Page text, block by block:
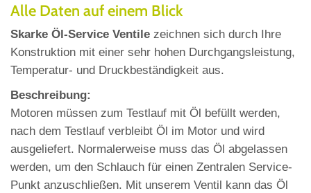
Alle Daten auf einem Blick
Skarke Öl‐Service Ventile zeichnen sich durch Ihre
Konstruktion mit einer sehr hohen Durchgangsleistung,
Temperatur‐ und Druckbeständigkeit aus.
Beschreibung:
Motoren müssen zum Testlauf mit Öl befüllt werden,
nach dem Testlauf verbleibt Öl im Motor und wird
ausgeliefert. Normalerweise muss das Öl abgelassen
werden, um den Schlauch für einen Zentralen Service‐
Punkt anzuschließen. Mit unserem Ventil kann das Öl